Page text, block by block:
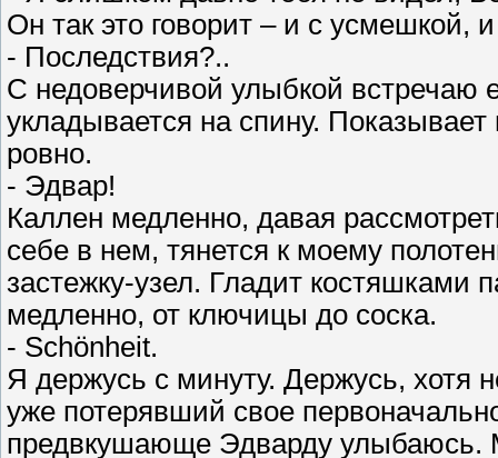
Он так это говорит – и с усмешкой,
- Последствия?..
С недоверчивой улыбкой встречаю
укладывается на спину.
ровно.
- Эдвар!
Каллен медленно, давая
себе в нем, тянется к моему
застежку-узел. Гладит костяшками
медленно, от ключицы до соска.
- Schönheit.
Я держусь с минуту. Держусь, хотя
уже потерявший свое
предвкушающе Эдварду улыбаюсь.